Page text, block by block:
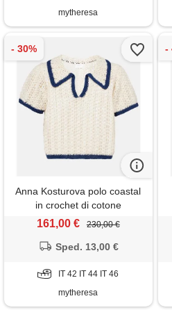
mytheresa
Anna Kosturova polo coastal
in crochet di cotone
161,00 € 230,00 €
Sped. 13,00 €
IT 42 IT 44 IT 46
mytheresa